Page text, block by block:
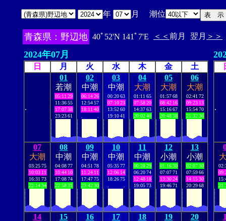
年 月 潮位
青森県：野辺地 40ﾟ52'N 141ﾟ7'E ＜＜ 前月 翌月 ＞＞
2024年07月
日 月 火 水 木 金 土
.
01
若潮
05:11 29
11:36 55
17:07 38
23:23 61
02
中潮
06:14 26
12:54 57
18:11 40
03
中潮
00:20 63
07:10 23
13:52 60
19:10 41
04
大潮
01:11 65
07:58 20
14:37 63
20:02 40
05
大潮
01:57 68
08:42 16
15:16 67
20:48 38
06
大潮
02:41 72
09:23 13
15:54 70
21:32 36
07
大潮
03:25 75
10:03 11
16:31 73
22:14 34
08
中潮
04:08 77
10:44 10
17:08 74
22:58 31
09
中潮
04:51 78
11:24 11
17:47 75
23:42 30
10
中潮
05:35 77
12:06 14
18:26 75
11
中潮
00:28 29
06:20 74
12:48 18
19:05 73
12
小潮
01:16 30
07:07 71
13:30 24
19:46 71
13
小潮
02:07 30
07:59 66
14:15 30
20:29 68
14
15
16
17
18
19
20
.